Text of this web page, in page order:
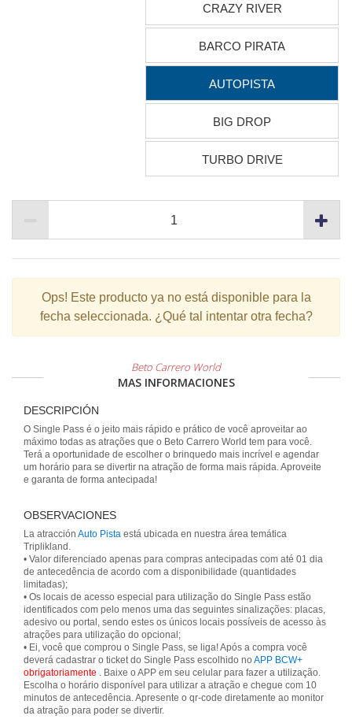
CRAZY RIVER
BARCO PIRATA
AUTOPISTA
BIG DROP
TURBO DRIVE
Ops! Este producto ya no está disponible para la
fecha seleccionada. ¿Qué tal intentar otra fecha?
Beto Carrero World
MAS INFORMACIONES
DESCRIPCIÓN
O Single Pass é o jeito mais rápido e prático de você aproveitar ao
máximo todas as atrações que o Beto Carrero World tem para você.
Terá a oportunidade de escolher o brinquedo mais incrível e agendar
um horário para se divertir na atração de forma mais rápida. Aproveite
e garanta de forma antecipada!
OBSERVACIONES
La atracción Auto Pista está ubicada en nuestra área temática
Triplikland.
• Valor diferenciado apenas para compras antecipadas com até 01 dia
de antecedência de acordo com a disponibilidade (quantidades
limitadas);
• Os locais de acesso especial para utilização do Single Pass estão
identificados com pelo menos uma das seguintes sinalizações: placas,
adesivo ou portal, sendo estes os únicos locais possíveis de acesso às
atrações para utilização do opcional;
• Ei, você que comprou o Single Pass, se liga! Após a compra você
deverá cadastrar o ticket do Single Pass escolhido no APP BCW+
obrigatoriamente . Baixe o APP em seu celular para fazer a utilização.
Escolha o horário disponível para utilizar a atração e chegue com 10
minutos de antecedência. Apresente o qr-code diretamente ao monitor
da atração para poder se divertir.